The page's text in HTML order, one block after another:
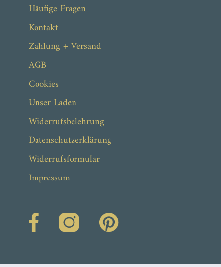
Häufige Fragen
Kontakt
Zahlung + Versand
AGB
Cookies
Unser Laden
Widerrufsbelehrung
Datenschutzerklärung
Widerrufsformular
Impressum